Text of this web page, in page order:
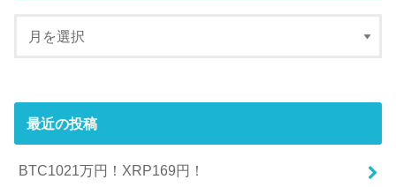
最近の投稿
BTC1021万円！XRP169円！